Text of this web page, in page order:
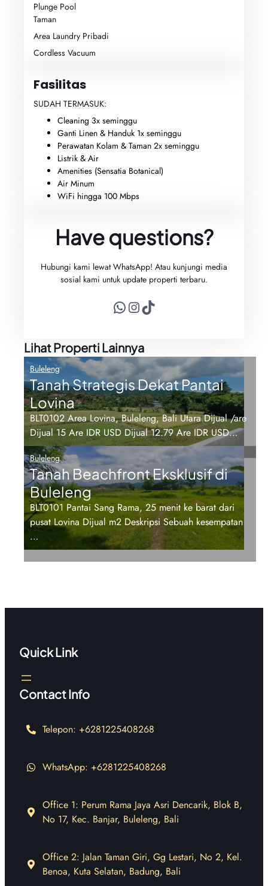
Plunge Pool
Taman
Area Laundry Pribadi
Cordless Vacuum
Fasilitas
SUDAH TERMASUK:
Cleaning 3x seminggu
Ganti Linen & Handuk 1x seminggu
Perawatan Kolam & Taman 2x seminggu
Listrik & Air
Amenities (Sensatia Botanical)
Air Minum
WiFi hingga 100 Mbps
Have questions?
Hubungi kami lewat WhatsApp! Atau kunjungi media
sosial kami untuk update properti terbaru.
WhatsApp Instagram TikTok
Lihat Properti Lainnya
Buleleng
Tanah Strategis Dekat Pantai
Lovina
BLT0102 Area Lovina, Buleleng, Bali Utara Dijual /are
Dijual 15 Are IDR USD Dijual 12.79 Are IDR USD…
Buleleng
Tanah Beachfront Eksklusif di
Buleleng
BLT0101 Pantai Sang Rama, 25 menit ke barat dari
pusat Lovina Dijual m2 Deskripsi Sebuah kesempatan
…
Quick Link
Contact Info
Telepon: +6281225408268
WhatsApp: +6281225408268
Office 1: Perum Rama Jaya Asri Dencarik, Blok B,
No 17, Kec. Banjar, Buleleng, Bali
Office 2: Jalan Taman Giri, Gg Lestari, No 2, Kel.
Benoa, Kuta Selatan, Badung, Bali